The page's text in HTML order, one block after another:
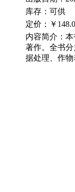
库存：可供
定价：
￥
内容简介：
著作。全书
据处理、作物